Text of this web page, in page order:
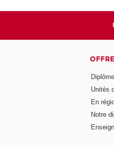
Unités
En
Notre